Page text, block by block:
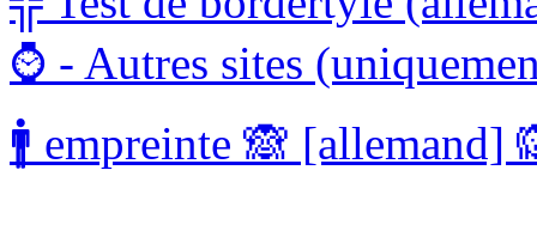
⌚ - Autres sites
🚹 empreinte 🙈 [allemand]